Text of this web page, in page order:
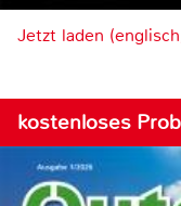
Jetzt laden
kostenloses